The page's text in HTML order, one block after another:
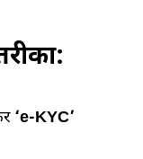
‘e-KYC’